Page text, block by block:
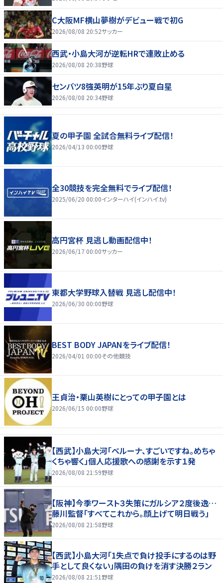
C大阪MF横山夢樹がデビュー戦で初G
2026/08/08 20:52サッカー
西武・小島大河が逆転HRで連敗止める
2026/08/08 20:38野球
センバツ8強英明が15年ぶり夏白星
2026/08/08 20:34野球
夏の甲子園 全試合無料ライブ配信！
2026/04/13 00:00野球
全30競技を完全無料でライブ配信！
2025/06/20 00:00インターハイ(インハイ.tv)
高円宮杯 見逃し動画配信中！
2026/06/17 00:00サッカー
東都大学野球入替戦 見逃し配信中！
2026/06/30 00:00野球
BEST BODY JAPANをライブ配信！
2026/04/01 00:00その他競技
王貞治・栗山英樹にとっての甲子園とは
2026/06/15 00:00野球
【西武】小島大河「ベルーナ、すごいですね。めちゃ
くちゃ響く」個人応援歌への感謝を示す１発
2026/08/08 21:59野球
【阪神】今季ワースト３失策にガルシア２度後逸…
藤川監督「すべてこれから。顔上げて明日戦う」
2026/08/08 21:58野球
【西武】小島大河「1失点で負け投手にするのは野
手として良くない」隅田の負けを消す決勝２ラン
2026/08/08 21:51 野球